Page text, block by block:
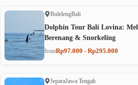
BulelengBali
Dolphin Tour Bali Lovina:
Berenang & Snorkeling
fromRp97.000 - Rp295.000
JeparaJawa Tengah